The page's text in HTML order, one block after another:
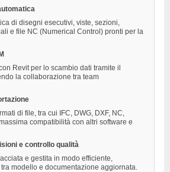
di disegni esecutivi, viste, sezioni,
e file NC (Numerical Control) pronti per la
Revit per lo scambio dati tramite il
la collaborazione tra team
di file, tra cui IFC, DWG, DXF, NC,
compatibilità con altri software e
e controllo qualità
e gestita in modo efficiente,
modello e documentazione aggiornata.